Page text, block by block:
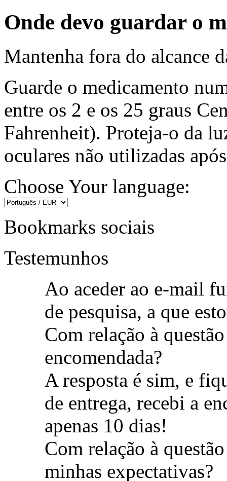
Onde devo guardar o
Mantenha fora do alcance
Guarde o medicamento
entre os 2 e os 25 graus
Fahrenheit). Proteja-o da
oculares não utilizadas
Choose Your language:
Bookmarks sociais
Testemunhos
Ao aceder ao e-mail
de pesquisa, a que
Com relação à
encomendada?
A resposta é sim, e
de entrega, recebi a
apenas 10 dias!
Com relação à
minhas expectativas?